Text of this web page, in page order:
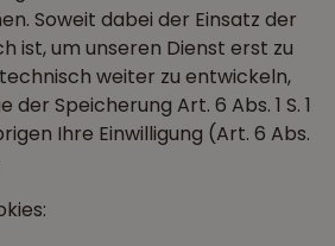
Soweit dabei der Einsatz der
ist, um unseren Dienst erst zu
weiter zu entwickeln,
Speicherung Art. 6 Abs. 1 S. 1
Ihre Einwilligung (Art. 6 Abs.